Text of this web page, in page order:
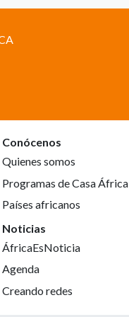
Conócenos
Quienes somos
Programas de Casa África
Países africanos
Noticias
ÁfricaEsNoticia
Agenda
Creando redes